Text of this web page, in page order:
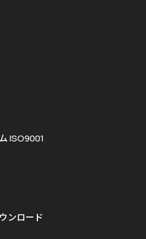
ISO9001
ンロード